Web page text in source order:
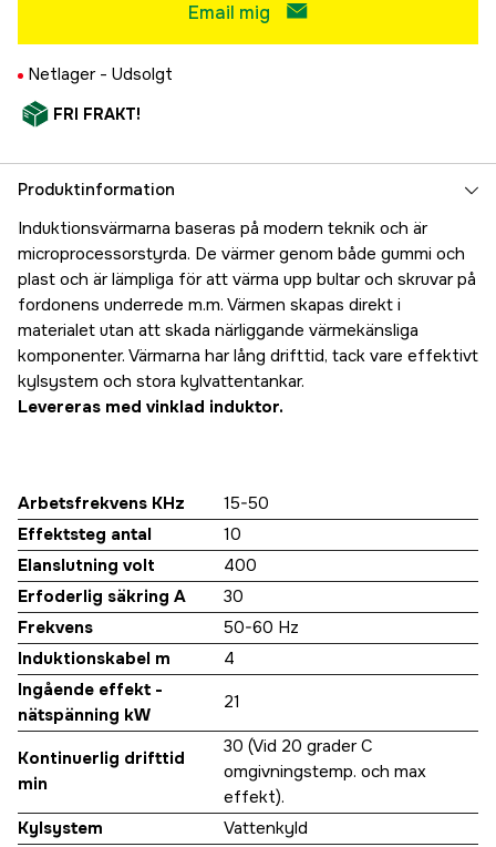
Email mig
Netlager - Udsolgt
FRI FRAKT!
Produktinformation
Induktionsvärmarna baseras på modern teknik och är
microprocessorstyrda. De värmer genom både gummi och
plast och är lämpliga för att värma upp bultar och skruvar på
fordonens underrede m.m. Värmen skapas direkt i
materialet utan att skada närliggande värmekänsliga
komponenter. Värmarna har lång drifttid, tack vare effektivt
kylsystem och stora kylvattentankar.
Levereras med vinklad induktor.
Arbetsfrekvens KHz
15-50
Effektsteg antal
10
Elanslutning volt
400
Erfoderlig säkring A
30
Frekvens
50-60 Hz
Induktionskabel m
4
Ingående effekt -
nätspänning kW
21
Kontinuerlig drifttid
min
30 (Vid 20 grader C
omgivningstemp. och max
effekt).
Kylsystem
Vattenkyld